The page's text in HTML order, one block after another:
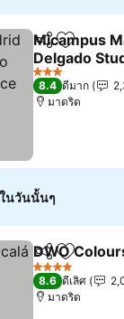
แชร์ เพิ่มในร
Micampus
Delgado
Residence
3 ดาว
8.4 ดีมาก
มาดริด
นวันนั้นๆ
แชร์ เพิ่มในรา
DWO
4 ดาว
8.6 ดีเลิศ
มาดริด